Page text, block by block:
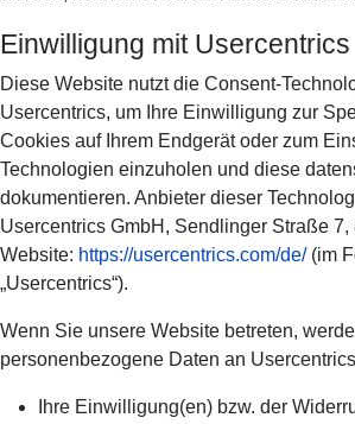
Einwilligung mit Usercentrics
Diese Website nutzt die Consent-
Usercentrics, um Ihre Einwilligung zur
Cookies auf Ihrem Endgerät oder zum
Technologien einzuholen und diese
dokumentieren. Anbieter dieser
Usercentrics GmbH, Sendlinger Straße 7,
Website: https://usercentrics.com/de/(im
„Usercentrics“).
Wenn Sie unsere Website betreten,
personenbezogene Daten an
Ihre Einwilligung(en) bzw. der